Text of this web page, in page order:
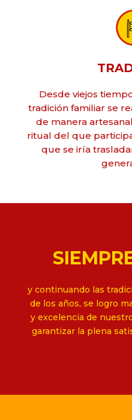
Desde viejos
tradición familiar se
de manera
ritual del que
que se iría
y continuando las
de los años, se logro
y excelencia de
garantizar la plena